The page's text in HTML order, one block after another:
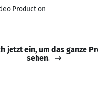
Production
jetzt ein, um das ganze
sehen.